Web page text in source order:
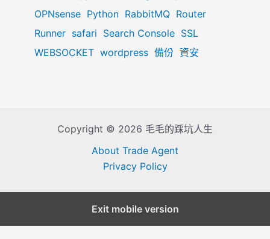
OPNsense Python RabbitMQ Router
Runner safari Search Console SSL
WEBSOCKET wordpress 備份 資安
Copyright © 2026 毛毛的踩坑人生
About Trade Agent
Privacy Policy
Exit mobile version